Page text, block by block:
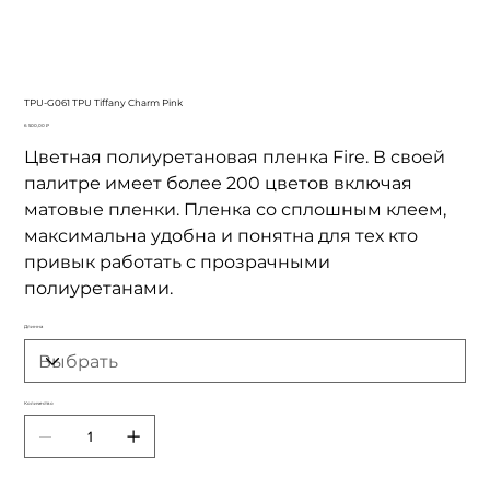
TPU-G061 TPU Tiffany Charm Pink
Цена
6 500,00 ₽
Цветная полиуретановая пленка Fire. В своей
палитре имеет более 200 цветов включая
матовые пленки. Пленка со сплошным клеем,
максимальна удобна и понятна для тех кто
привык работать с прозрачными
полиуретанами.
Длинна
Количество